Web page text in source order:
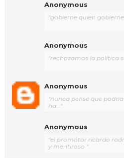
Anonymous
"gobierne quien
Anonymous
"rechazamos la política
Anonymous
"nunca pensé que
ha..."
Anonymous
"el promotor ricardo
y mentiroso "